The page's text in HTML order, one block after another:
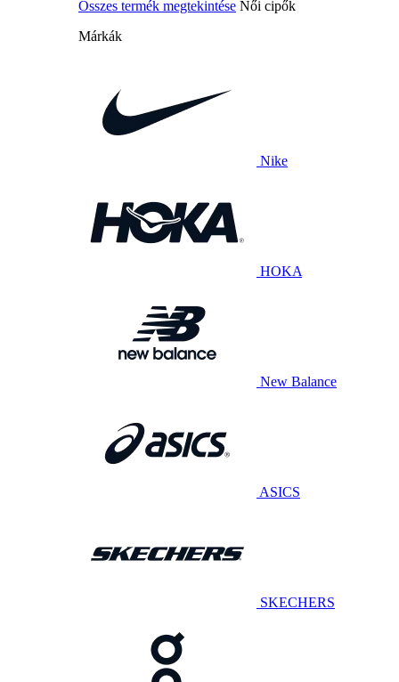
Összes termék megtekintése Női cipők
Márkák
Nike
HOKA
New Balance
ASICS
SKECHERS